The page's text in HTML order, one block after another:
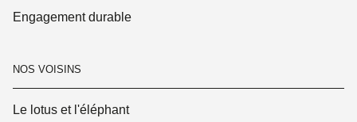
Engagement durable
NOS VOISINS
Le lotus et l'éléphant